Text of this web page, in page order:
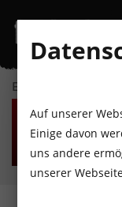
EVENTKALENDER
SA
8
AUGUST
SO
9
Auf unserer
Einige davon
uns andere
unserer